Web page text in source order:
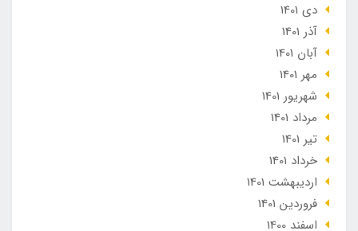
دی 1401
آذر 1401
آبان 1401
مهر 1401
شهریور 1401
مرداد 1401
تير 1401
خرداد 1401
ارديبهشت 1401
فروردین 1401
اسفند 1400